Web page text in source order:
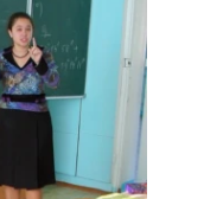
available